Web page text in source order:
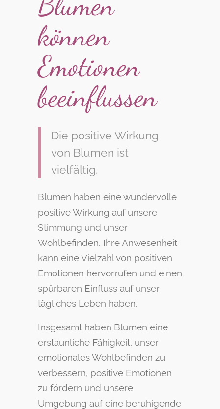
können
Emotionen
beeinflussen
Die positive Wirkung
von Blumen ist
vielfältig.
Blumen haben eine wundervolle
positive Wirkung auf unsere
Stimmung und unser
Wohlbefinden. Ihre Anwesenheit
kann eine Vielzahl von positiven
Emotionen hervorrufen und einen
spürbaren Einfluss auf unser
tägliches Leben haben.
Insgesamt haben Blumen eine
erstaunliche Fähigkeit, unser
emotionales Wohlbefinden zu
verbessern, positive Emotionen
zu fördern und unsere
Umgebung auf eine beruhigende